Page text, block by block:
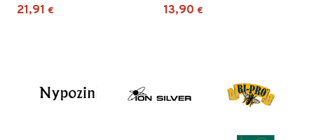
21,91 € 13,90 €